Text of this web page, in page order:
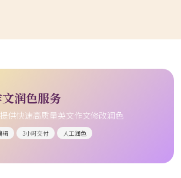
润色服务
供快速高质量英文作文修改润色
辑 3小时交付 人工润色